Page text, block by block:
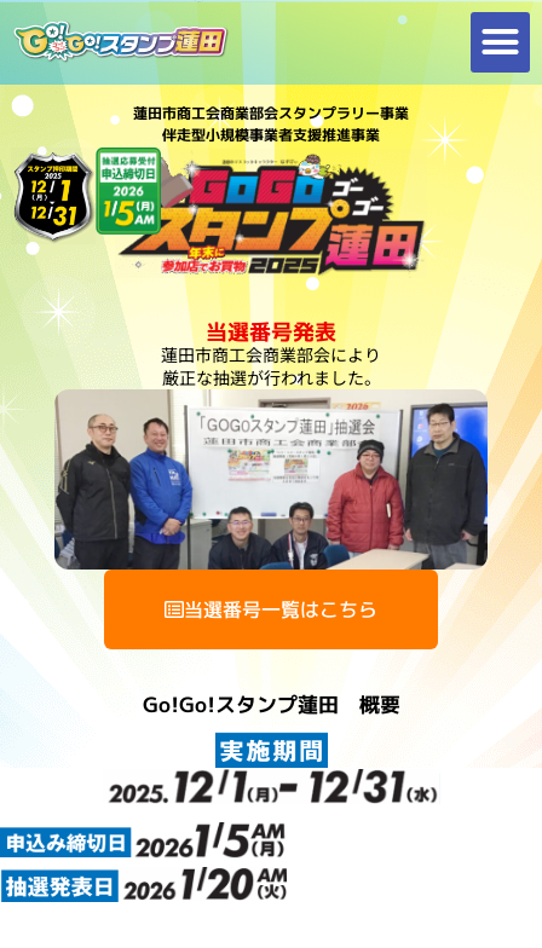
容
を
ス
ッ
プ
蓮田市商工会商業部会スタンプラリー事業
伴走型小規模事業者支援推進事業
当選番号発表
蓮田市商工会商業部会により
厳正な抽選が行われました。
当選番号一覧はこちら
Go!Go!スタンプ蓮田 概要​